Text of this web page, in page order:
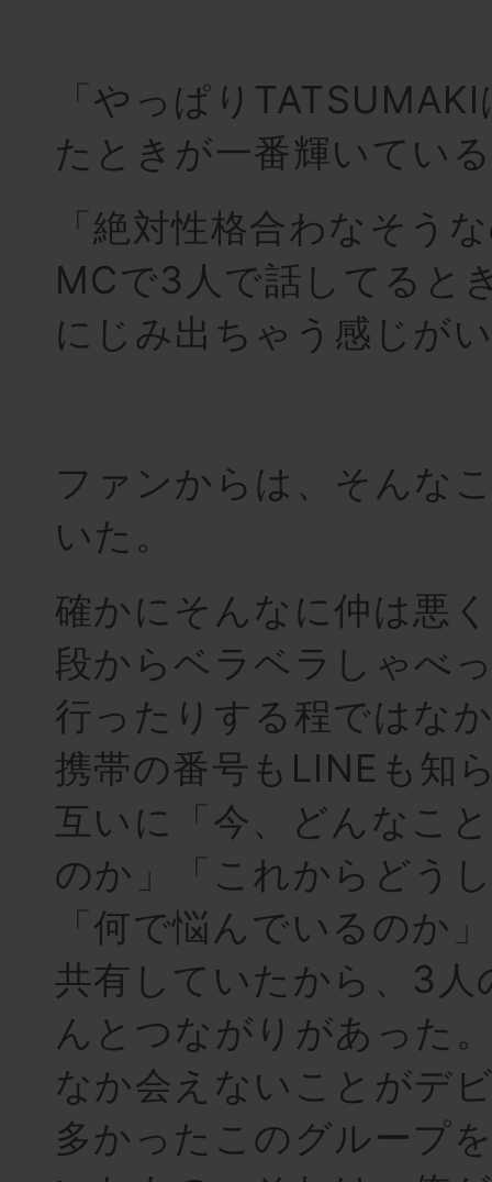
「やっぱり
たときが一番輝いてい
「絶対性格合わなそう
MCで3人で話してると
にじみ出ちゃう感じが
ファンからは、そんな
いた。
確かにそんなに仲は悪
段からベラベラしゃべ
行ったりする程ではな
携帯の番号もLINEも知
互いに「今、どんなこ
のか」「これからどう
「何で悩んでいるのか
共有していたから、3人
んとつながりがあった
なか会えないことがデ
多かったこのグループ